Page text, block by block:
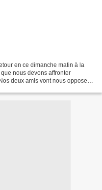
en ce dimanche matin à la
nous devons affronter
deux amis vont nous opposer